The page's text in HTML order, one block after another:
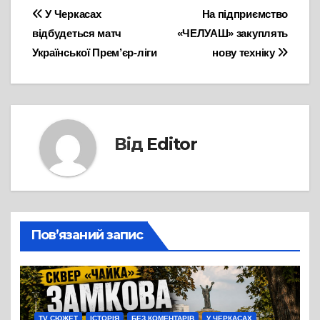
Навігація
записів
На підприємство
«ЧЕЛУАШ» закуплять
нову техніку
У Черкасах
відбудеться матч
Української Прем’єр-ліги
Від Editor
Пов’язаний запис
TV СЮЖЕТ ІСТОРІЯ БЕЗ КОМЕНТАРІВ У ЧЕРКАСАХ